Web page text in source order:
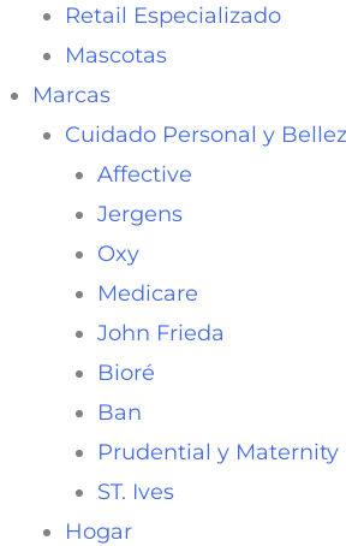
Retail Especializado
Mascotas
Marcas
Cuidado Personal y
Affective
Jergens
Oxy
Medicare
John Frieda
Bioré
Ban
Prudential y Maternity
ST. Ives
Hogar